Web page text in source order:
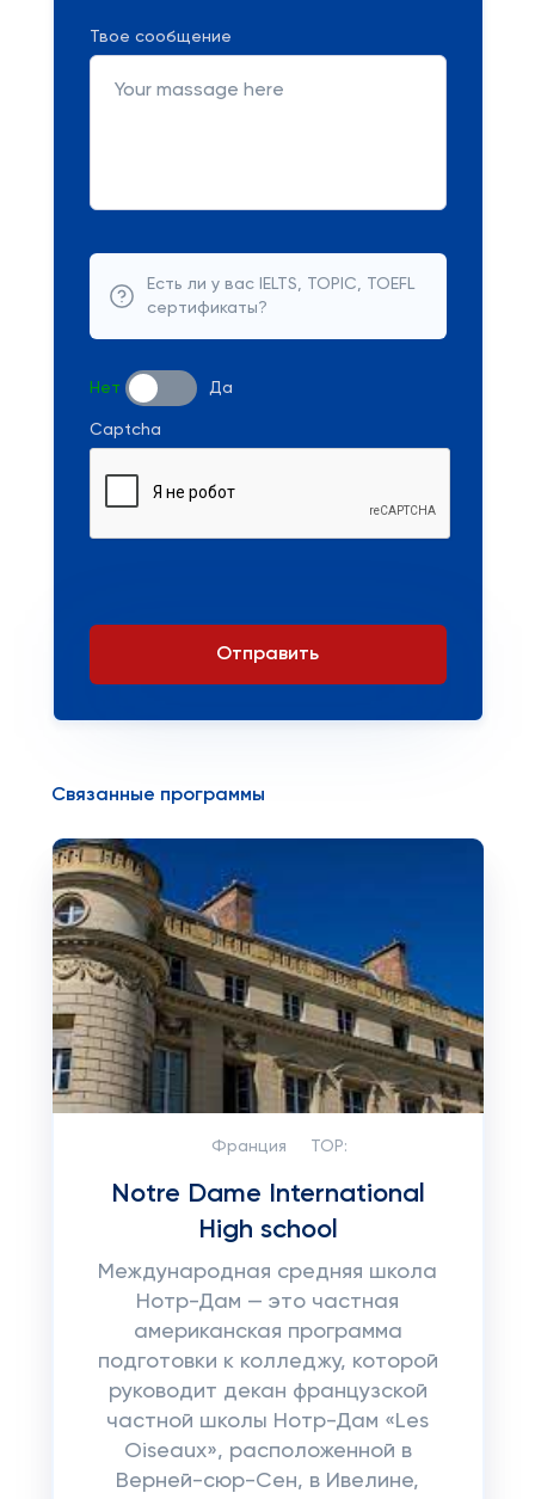
Твое сообщение
Есть ли у вас IELTS, TOPIC, TOEFL
сертификаты?
Нет Да
Captcha
Отправить
Связанные программы
Франция TOP:
Notre Dame International
High school
Международная средняя школа
Нотр-Дам — это частная
американская программа
подготовки к колледжу, которой
руководит декан французской
частной школы Нотр-Дам «Les
Oiseaux», расположенной в
Верней-сюр-Сен, в Ивелине,